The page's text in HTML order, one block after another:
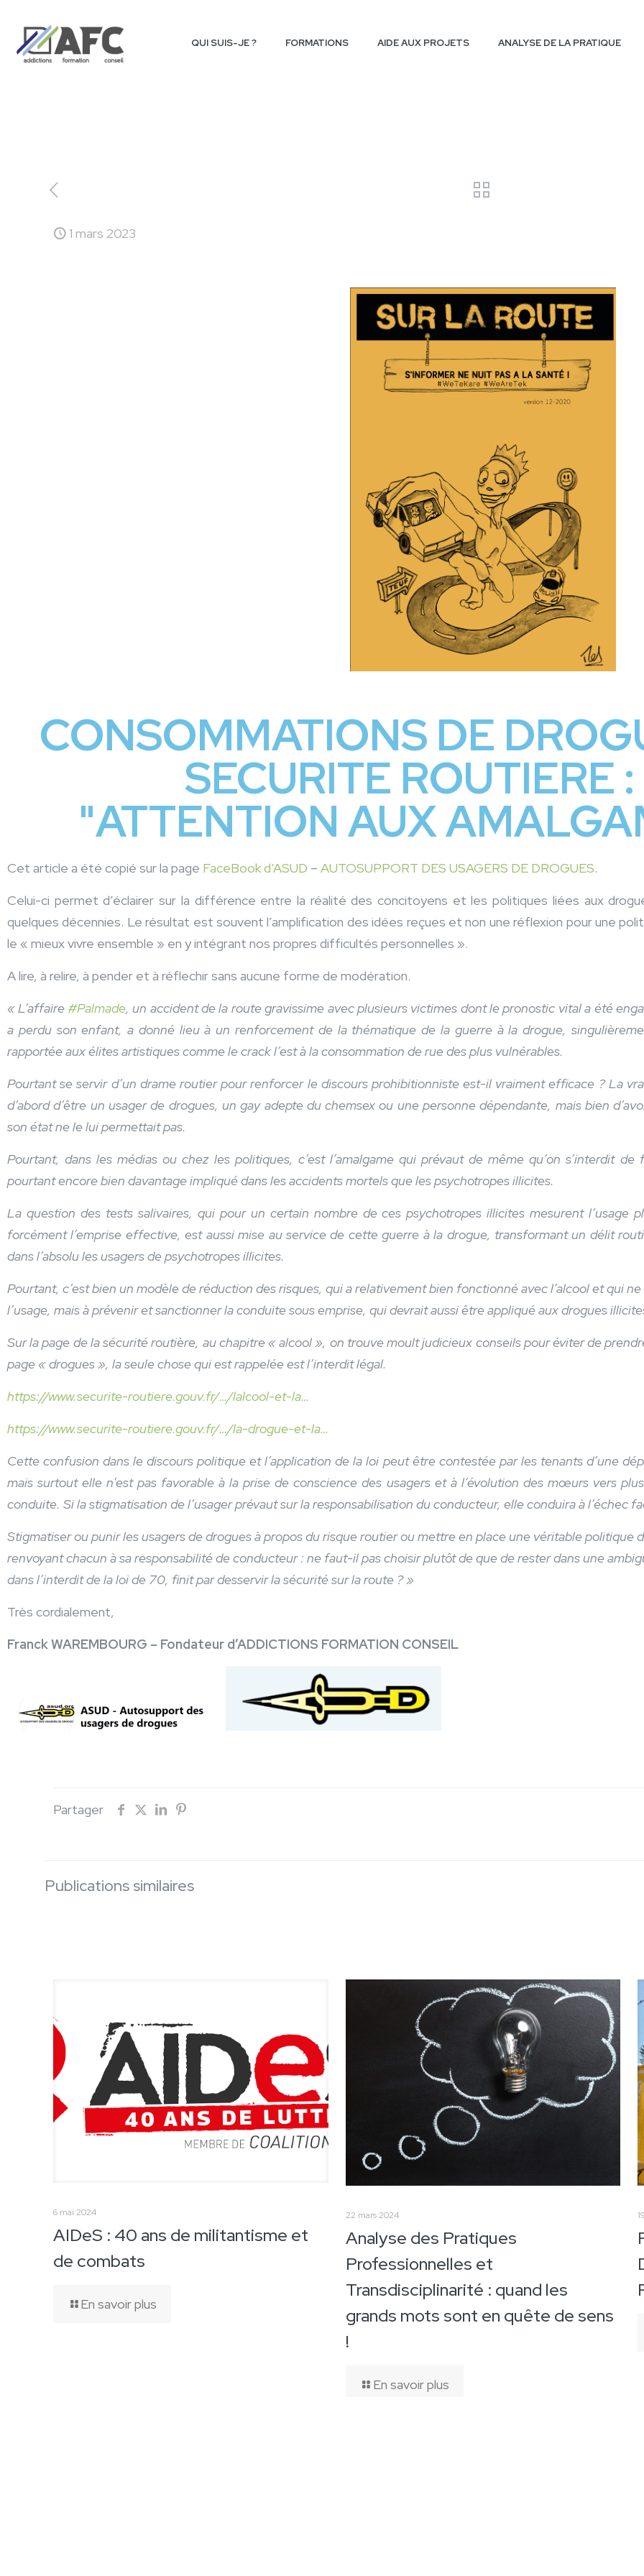
QUI SUIS-JE ? FORMATIONS AIDE AUX PROJETS ANALYSE DE LA PRATIQUE
1 mars 2023
CONSOMMATIONS DE
SECURITE ROUTIERE :
"ATTENTION AUX
Cet article a été copié sur la page FaceBook d’ASUD – AUTOSUPPORT DES USAGERS DE DROGUES.
Celui-ci permet d’éclairer sur la différence entre la réalité des concitoyens et les politiques liées aux
quelques décennies. Le résultat est souvent l’amplification des idées reçues et non une réflexion pour une
le « mieux vivre ensemble » en y intégrant nos propres difficultés personnelles ».
A lire, à relire, à pender et à réflechir sans aucune forme de modération.
« L’affaire #Palmade, un accident de la route gravissime avec plusieurs victimes dont le pronostic vital a été
a perdu son enfant, a donné lieu à un renforcement de la thématique de la guerre à la drogue,
rapportée aux élites artistiques comme le crack l’est à la consommation de rue des plus vulnérables.
Pourtant se servir d’un drame routier pour renforcer le discours prohibitionniste est-il vraiment efficace ? La
d’abord d’être un usager de drogues, un gay adepte du chemsex ou une personne dépendante, mais bien
son état ne le lui permettait pas.
Pourtant, dans les médias ou chez les politiques, c’est l’amalgame qui prévaut de même qu’on s’interdit de
pourtant encore bien davantage impliqué dans les accidents mortels que les psychotropes illicites.
La question des tests salivaires, qui pour un certain nombre de ces psychotropes illicites mesurent l’usage
forcément l’emprise effective, est aussi mise au service de cette guerre à la drogue, transformant un délit
dans l’absolu les usagers de psychotropes illicites.
Pourtant, c’est bien un modèle de réduction des risques, qui a relativement bien fonctionné avec l’alcool et qui
l’usage, mais à prévenir et sanctionner la conduite sous emprise, qui devrait aussi être appliqué aux drogues
Sur la page de la sécurité routière, au chapitre « alcool », on trouve moult judicieux conseils pour éviter de
page « drogues », la seule chose qui est rappelée est l’interdit légal.
https://www.securite-routiere.gouv.fr/…/lalcool-et-la…
https://www.securite-routiere.gouv.fr/…/la-drogue-et-la…
Cette confusion dans le discours politique et l’application de la loi peut être contestée par les tenants d’une
mais surtout elle n’est pas favorable à la prise de conscience des usagers et à l’évolution des mœurs vers
conduite. Si la stigmatisation de l’usager prévaut sur la responsabilisation du conducteur, elle conduira à l’échec
Stigmatiser ou punir les usagers de drogues à propos du risque routier ou mettre en place une véritable politique
renvoyant chacun à sa responsabilité de conducteur : ne faut-il pas choisir plutôt de que de rester dans une
dans l’interdit de la loi de 70, finit par desservir la sécurité sur la route ? »
Très cordialement,
Franck WAREMBOURG – Fondateur d’ADDICTIONS FORMATION CONSEIL
Partager
Publications similaires
6 mai 2024
AIDeS : 40 ans de militantisme et
de combats
En savoir plus
22 mars 2024
Analyse des Pratiques
Professionnelles et
Transdisciplinarité : quand les
grands mots sont en quête de sens
!
En savoir plus